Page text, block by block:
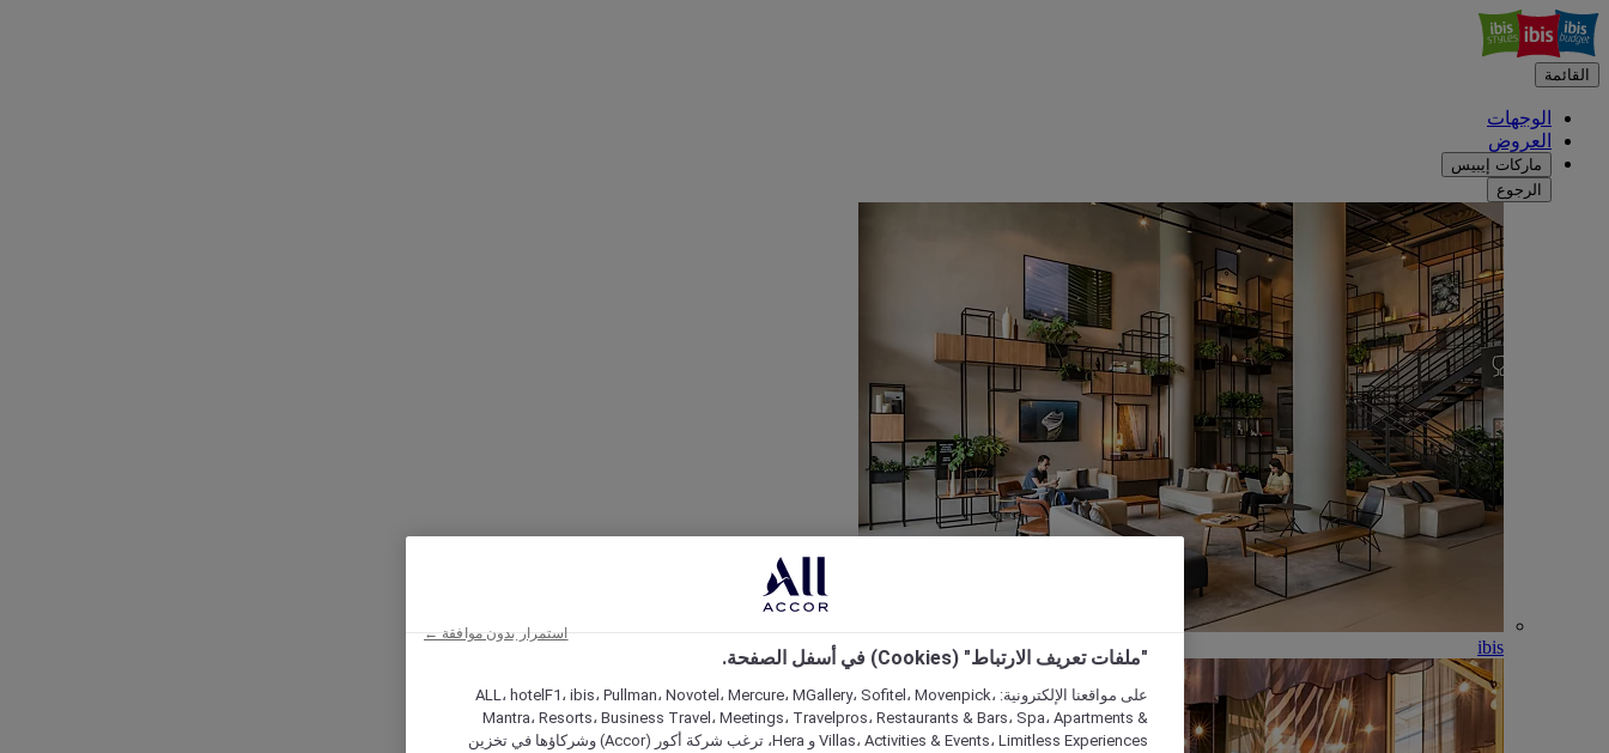
القائمة
الوجهات
العروض
ماركات إيبيس
الرجوع
ibis "ملفات تعريف الارتباط" (Cookies) في أسفل الصفحة.
على مواقعنا الإلكترونية: ALL، hotelF1، ibis، Pullman، Novotel، Mercure، MGallery، Sofitel، Movenpick،
Mantra، Resorts، Business Travel، Meetings، Travelpros، Restaurants & Bars، Spa، Apartments &
Villas، Activities & Events، Limitless Experiences و Hera، ترغب شركة أكور (Accor) وشركاؤها في تخزين
استمرار بدون موافقة ←